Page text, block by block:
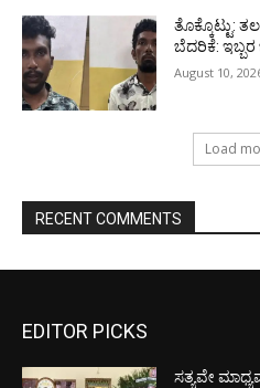
ತೊಕ್ಕೊಟ್ಟು:
ಬೆದರಿಕೆ:
August 10,
Load
RECENT COMMENTS
EDITOR PICKS
ಸತ್ಯವೇ